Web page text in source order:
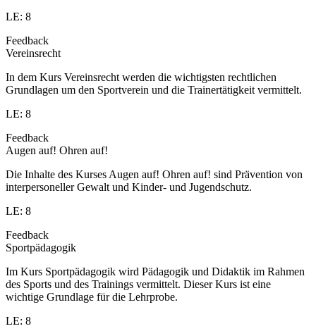
LE: 8
Feedback
Vereinsrecht
In dem Kurs Vereinsrecht werden die wichtigsten rechtlichen
Grundlagen um den Sportverein und die Trainertätigkeit vermittelt.
LE: 8
Feedback
Augen auf! Ohren auf!
Die Inhalte des Kurses Augen auf! Ohren auf! sind Prävention von
interpersoneller Gewalt und Kinder- und Jugendschutz.
LE: 8
Feedback
Sportpädagogik
Im Kurs Sportpädagogik wird Pädagogik und Didaktik im Rahmen
des Sports und des Trainings vermittelt. Dieser Kurs ist eine
wichtige Grundlage für die Lehrprobe.
LE: 8